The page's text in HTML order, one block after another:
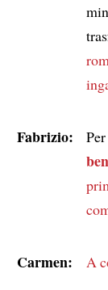
Fabrizio:
Carmen: A